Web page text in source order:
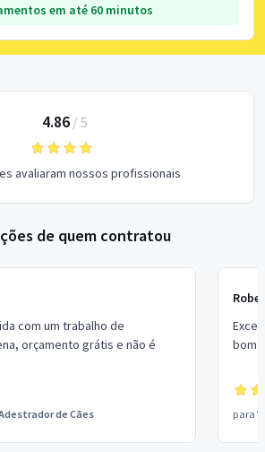
em até 60 minutos
4.86/ 5
avaliaram nossos profissionais
de quem contratou
com um trabalho de
orçamento grátis e não é
de Cães
bom
para